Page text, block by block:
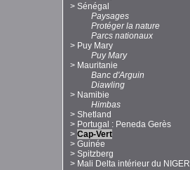
> Sénégal
Paysages
Protéger la nature
Parcs nationaux
> Puy Mary
Puy Mary
> Mauritanie
Banc d'Arguin
Diawling
> Namibie
Himbas
> Shetland
> Portugal : Peneda Gerès
> Cap-Vert
> Guinée
> Spitzberg
> Mali Delta intérieur du NIGER